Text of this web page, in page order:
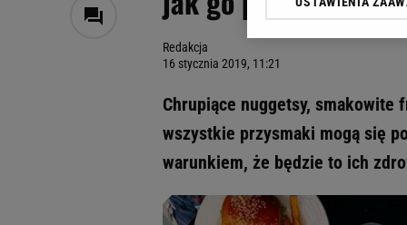
Redakcja
16 stycznia 2019, 11:21
Chrupiące nuggetsy,
wszystkie przysmaki mogą się
warunkiem, że będzie to ich
Klikając „Akceptuję”
odnośnik „Ustawienia
My, nasi Zaufani
Użycie dokładnych
Przechowywanie